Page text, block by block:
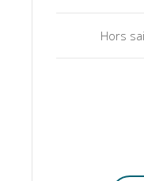
Hors